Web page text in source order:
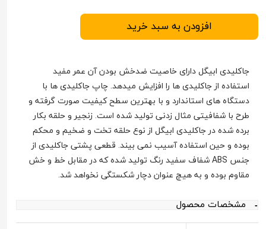
افزودن به سبد خرید
جاکلیدی ابیگل دارای خاصیت ضدخش بودن آن عمر مفید
استفاده از جاکلیدی ها را افزایش میدهد. چاپ جاکلیدی ها با
دستگاه های استاندارد و با بهترین سطح کیفیت صورت گرفته و
طرح با شفافیتی مثال زدنی تولید شده است. زنجیر و حلقه بکار
برده شده در جاکلیدی ابیگل از نوع حلقه تخت و ضخیم و محکم
بوده و حین استفاده آسیب نمی بیند. قطعی پشتی جاکلیدی از
جنس ABS شفاف سفید رنگ تولید شده که در مقابل خط و خش
مقاوم بوده و به هیچ عنوان دچار شکستگی نخواهد شد.
مشخصات محصول